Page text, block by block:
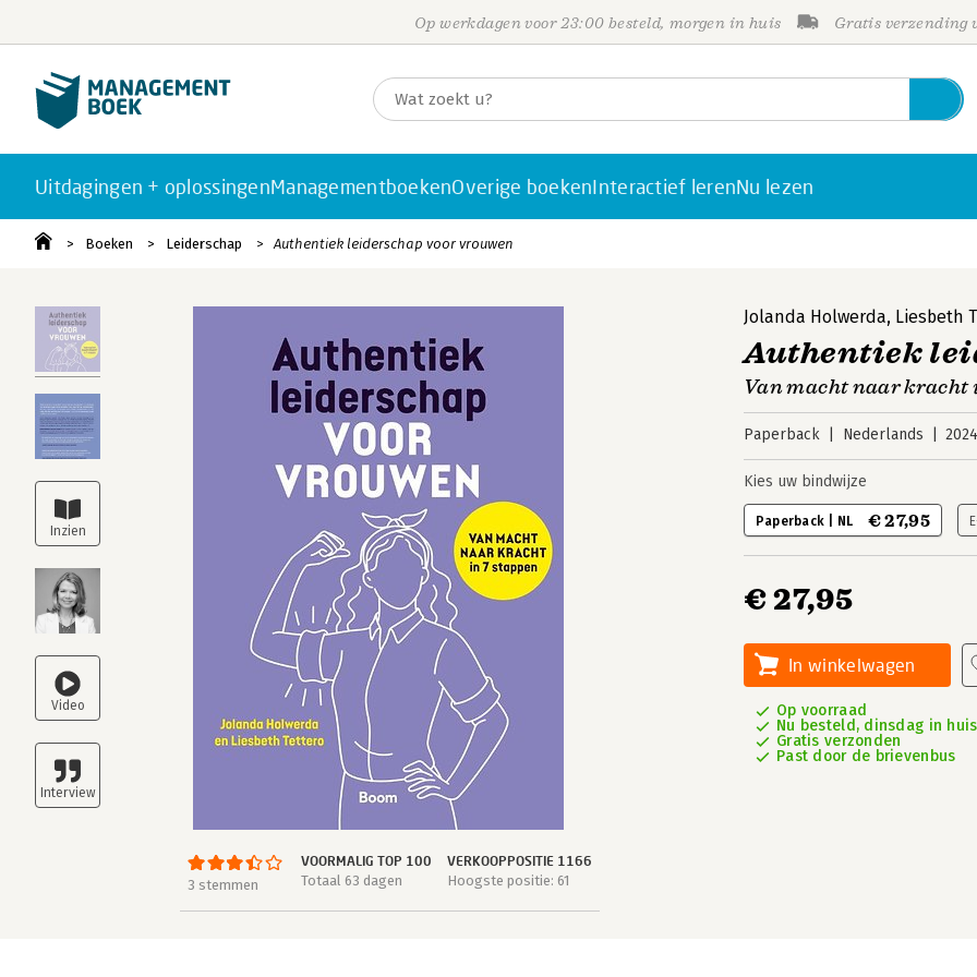
Op werkdagen voor 23:00 besteld, morgen in huis Gratis verzending
Uitdagingen + oplossingenManagementboekenOverige boekenInteractief lerenNu lezen
Boeken Leiderschap Authentiek leiderschap voor vrouwen
3 stemmen
VOORMALIG TOP 100
Totaal 63 dagen
VERKOOPPOSITIE 1166
Hoogste positie: 61
Jolanda Holwerda, Liesbeth
Authentiek
Van macht naar kracht
Paperback Nederlands 2024
Kies uw bindwijze
Paperback | NL € 27,95
€ 27,95
In winkelwagen
Op voorraad
Nu besteld, dinsdag in huis
Gratis verzonden
Past door de brievenbus